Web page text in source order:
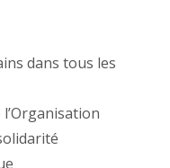
dans tous les